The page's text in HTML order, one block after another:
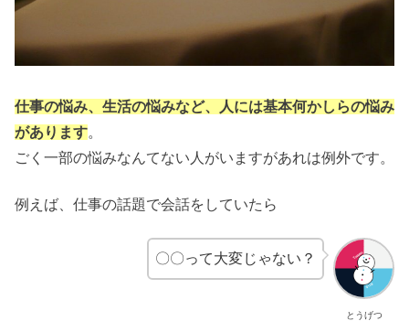
仕事の悩み、生活の悩みなど、人には基本何かしらの悩み
があります。
ごく一部の悩みなんてない人がいますがあれは例外です。
例えば、仕事の話題で会話をしていたら
とうげつ
〇〇って大変じゃない？